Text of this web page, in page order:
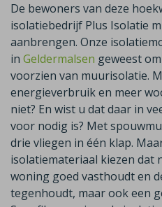
De bewoners van deze
isolatiebedrijf Plus Isolatie
aanbrengen. Onze
in Geldermalsen geweest
voorzien van muurisolatie.
energieverbruik en meer
niet? En wist u dat daar in
voor nodig is? Met
drie vliegen in één klap.
isolatiemateriaal kiezen dat
woning goed vasthoudt en
tegenhoudt, maar ook een